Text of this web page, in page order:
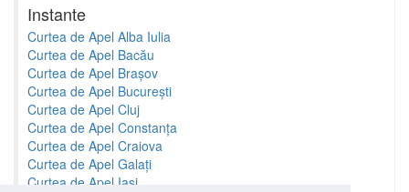
Instante
Curtea de Apel Alba Iulia
Curtea de Apel Bacău
Curtea de Apel Brașov
Curtea de Apel București
Curtea de Apel Cluj
Curtea de Apel Constanța
Curtea de Apel Craiova
Curtea de Apel Galați
Curtea de Apel Iași